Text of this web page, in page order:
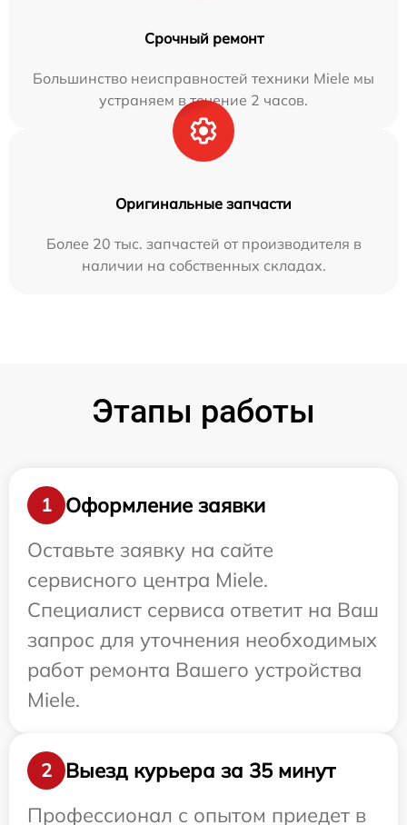
Срочный ремонт
Большинство неисправностей техники Miele мы
устраняем в течение 2 часов.
Оригинальные запчасти
Более 20 тыс. запчастей от производителя в
наличии на собственных складах.
Этапы работы
1
Оформление заявки
Оставьте заявку на сайте
сервисного центра Miele.
Специалист сервиса ответит на Ваш
запрос для уточнения необходимых
работ ремонта Вашего устройства
Miele.
2
Выезд курьера за 35 минут
Профессионал с опытом приедет в